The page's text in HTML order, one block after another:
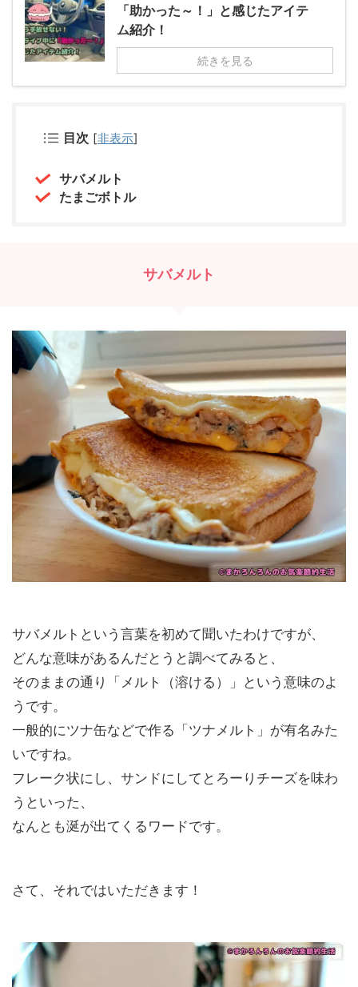
「助かった～！」と感じたアイテ
ム紹介！
続きを見る
目次 [非表示]
サバメルト
たまごボトル
サバメルト
サバメルトという言葉を初めて聞いたわけですが、
どんな意味があるんだとうと調べてみると、
そのままの通り「メルト（溶ける）」という意味のよ
うです。
一般的にツナ缶などで作る「ツナメルト」が有名みた
いですね。
フレーク状にし、サンドにしてとろーりチーズを味わ
うといった、
なんとも涎が出てくるワードです。
さて、それではいただきます！